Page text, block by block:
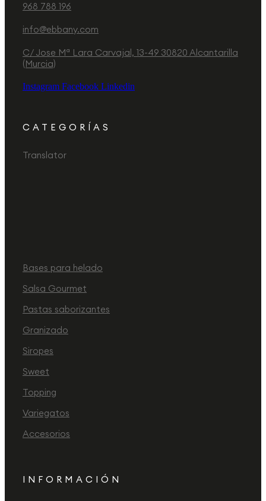
968 788 196
info@ebbany.com
C/ Jose Mª Lara Carvajal, 13-49 30820 Alcantarilla
(Murcia)
Instagram Facebook Linkedin
CATEGORÍAS
Translator
Bases para helado
Salsa Gourmet
Pastas saborizantes
Granizado
Siropes
Sweet
Topping
Variegatos
Accesorios
INFORMACIÓN